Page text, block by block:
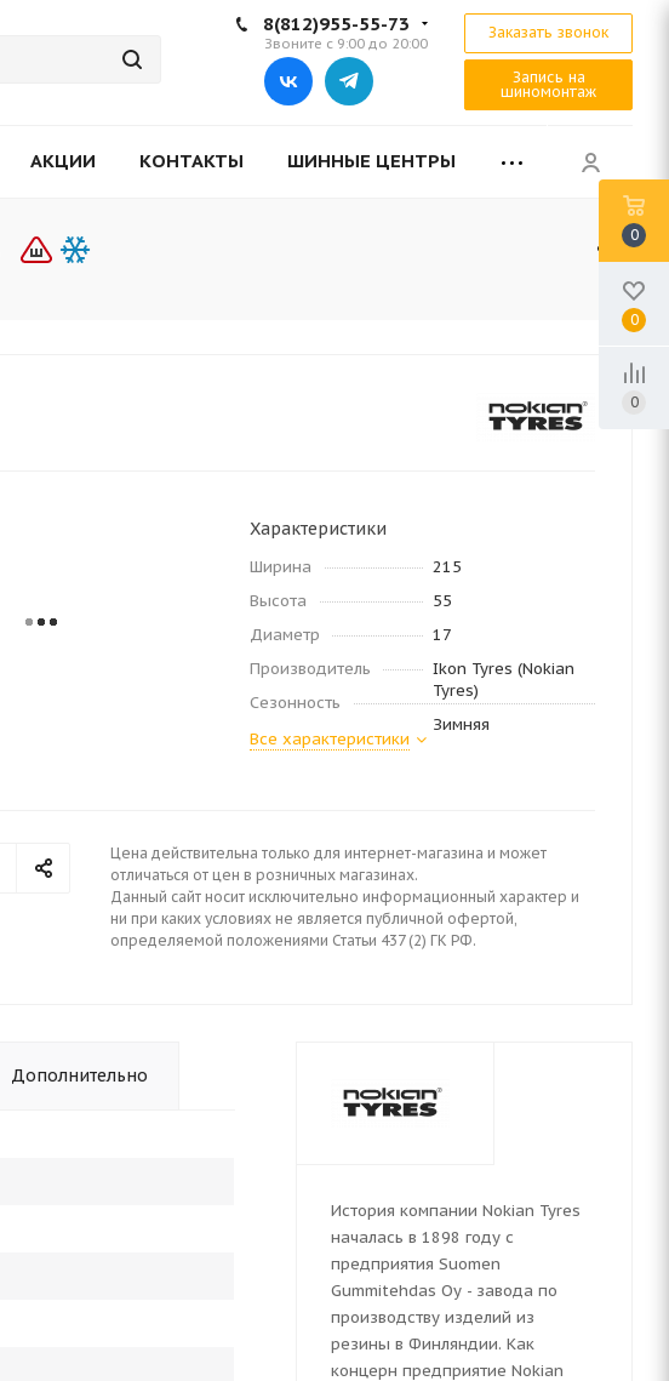
8(812)955-55-73
Звоните с 9:00 до 20:00
Заказать звонок
Запись на
шиномонтаж
АКЦИИ КОНТАКТЫ ШИННЫЕ ЦЕНТРЫ
Характеристики
Ширина
215
Высота
55
Диаметр
17
Производитель
Ikon Tyres (Nokian
Tyres)
Сезонность
Зимняя
Все характеристики
Цена действительна только для интернет-магазина и может
отличаться от цен в розничных магазинах.
Данный сайт носит исключительно информационный характер и
ни при каких условиях не является публичной офертой,
определяемой положениями Статьи 437 (2) ГК РФ.
Дополнительно
История компании Nokian Tyres
началась в 1898 году с
предприятия Suomen
Gummitehdas Oy - завода по
производству изделий из
резины в Финляндии. Как
концерн предприятие Nokian
0
0
0